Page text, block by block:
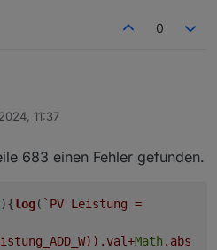
0
11:37
683 einen Fehler gefunden.
){log( `PV Leistung =
Math .abs